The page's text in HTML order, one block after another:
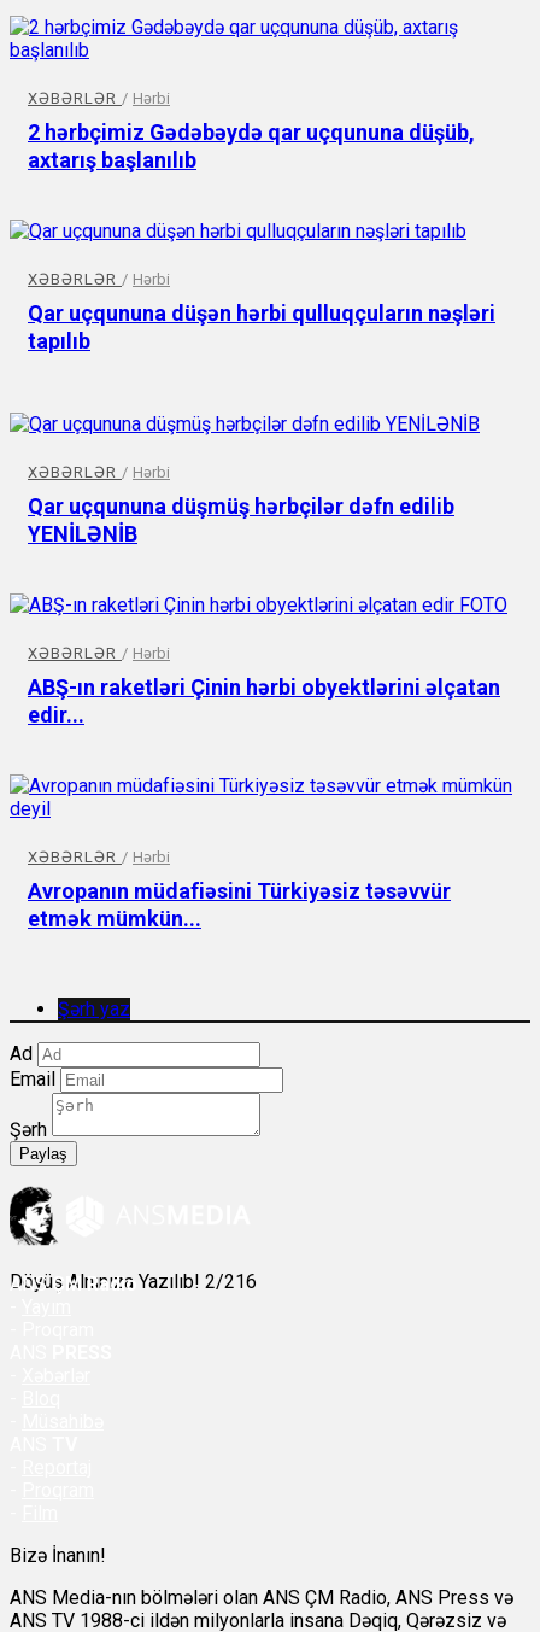
XƏBƏRLƏR / Hərbi
2 hərbçimiz Gədəbəydə qar uçqununa düşüb,
axtarış başlanılıb
XƏBƏRLƏR / Hərbi
Qar uçqununa düşən hərbi qulluqçuların nəşləri
tapılıb
XƏBƏRLƏR / Hərbi
Qar uçqununa düşmüş hərbçilər dəfn edilib
YENİLƏNİB
XƏBƏRLƏR / Hərbi
ABŞ-ın raketləri Çinin hərbi obyektlərini əlçatan
edir...
XƏBƏRLƏR / Hərbi
Avropanın müdafiəsini Türkiyəsiz təsəvvür
etmək mümkün...
Şərh yaz
Ad
Email
Şərh
Paylaş
Döyüş Alnınıza Yazılıb! 2/216
ANSÇM Radio
Bizə İnanın!
ANS Media-nın bölmələri olan ANS ÇM Radio, ANS Press və
ANS TV 1988-ci ildən milyonlarla insana Dəqiq, Qərəzsiz və